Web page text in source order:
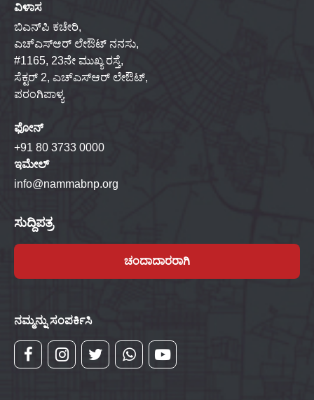
ವಿಳಾಸ
ಬಿಎನ್‌ಪಿ ಕಚೇರಿ,
ಎಚ್‌ಎಸ್‌ಆರ್ ಲೇಔಟ್ ನನಸು,
#1165, 23ನೇ ಮುಖ್ಯ ರಸ್ತೆ,
ಸೆಕ್ಟರ್ 2, ಎಚ್‌ಎಸ್‌ಆರ್ ಲೇಔಟ್,
ಪರಂಗಿಪಾಳ್ಯ
ಫೋನ್
+91 80 3733 0000
ಇಮೇಲ್
info@nammabnp.org
ಸುದ್ದಿಪತ್ರ
ಚಂದಾದಾರರಾಗಿ
ನಮ್ಮನ್ನು ಸಂಪರ್ಕಿಸಿ